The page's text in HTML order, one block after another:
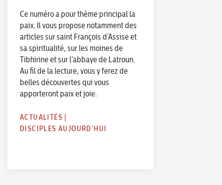
Ce numéro a pour thème principal la
paix. Il vous propose notamment des
articles sur saint François d’Assise et
sa spiritualité, sur les moines de
Tibhirine et sur l’abbaye de Latroun.
Au fil de la lecture, vous y ferez de
belles découvertes qui vous
apporteront paix et joie.
ACTUALITÉS |
DISCIPLES AUJOURD'HUI